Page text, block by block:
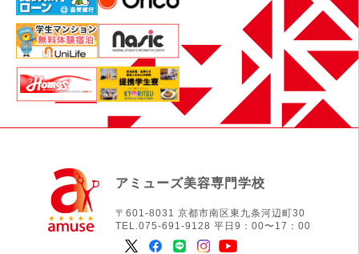
アミューズ美容専門学校
〒601-8031 京都市南区東九条河辺町30
TEL.075-691-9128 平日9：00〜17：00